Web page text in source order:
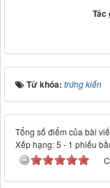
Tác
Từ khóa: trứng kiến
Tổng số điểm của bài
Xếp hạng:5 - 1 phiếu